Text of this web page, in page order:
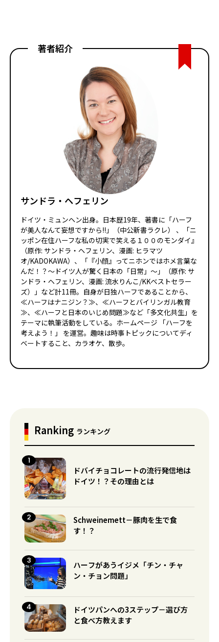
著者紹介
サンドラ・ヘフェリン
ドイツ・ミュンヘン出身。日本歴19年、著書に「ハーフ
が美人なんて妄想ですから!!」（中公新書ラクレ） 、「ニ
ッポン在住ハーフな私の切実で笑える１００のモンダイ』
（原作: サンドラ・ヘフェリン、漫画: ヒラマツ
オ/KADOKAWA）、「『小顔』ってニホンではホメ言葉な
んだ！？～ドイツ人が驚く日本の「日常」～」（原作: サ
ンドラ・ヘフェリン、漫画: 流水りんこ/KKベストセラー
ズ）」など計11冊。自身が日独ハーフであることから、
≪ハーフはナニジン？≫、≪ハーフとバイリンガル教育
≫、≪ハーフと日本のいじめ問題≫など「多文化共生」を
テーマに執筆活動をしている。ホームページ 「ハーフを
考えよう！」 を運営。趣味は時事トピックについてディ
ベートすること、カラオケ、散歩。
Ranking ランキング
ドバイチョコレートの流行発信地は
ドイツ！？その理由とは
Schweinemett－豚肉を生で食
す！？
ハーフがあうイジメ「チン・チャ
ン・チョン問題」
ドイツパンへの3ステップ－選び方
と食べ方教えます